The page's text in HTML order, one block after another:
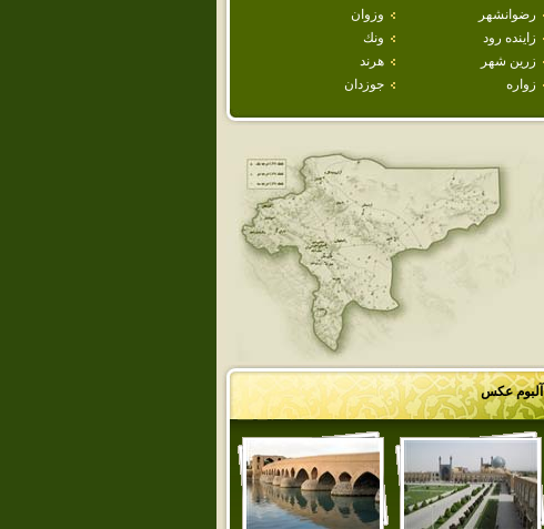
رضوانشهر
وزوان
زاينده رود
ونك
زرين شهر
هرند
زواره
جوزدان
آلبوم عکس